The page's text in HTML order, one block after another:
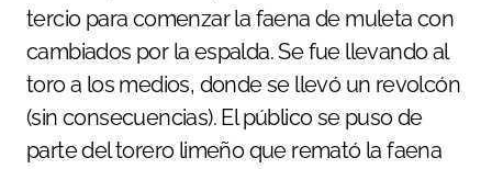
tercio para comenzar la faena de muleta con
cambiados por la espalda. Se fue llevando al
toro a los medios, donde se llevó un revolcón
(sin consecuencias). El público se puso de
parte del torero limeño que remató la faena